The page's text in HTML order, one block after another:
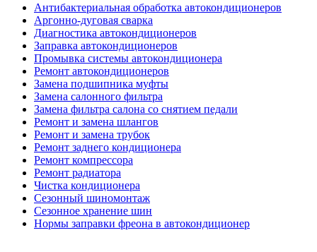
Антибактериальная обработка автокондиционеров
Аргонно-дуговая сварка
Диагностика автокондиционеров
Заправка автокондиционеров
Промывка системы автокондиционера
Ремонт автокондиционеров
Замена подшипника муфты
Замена салонного фильтра
Замена фильтра салона со снятием педали
Ремонт и замена шлангов
Ремонт и замена трубок
Ремонт заднего кондиционера
Ремонт компрессора
Ремонт радиатора
Чистка кондиционера
Сезонный шиномонтаж
Сезонное хранение шин
Нормы заправки фреона в автокондиционер